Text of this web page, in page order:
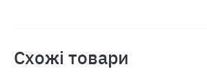
Схожі товари